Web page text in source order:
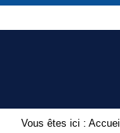
Vous êtes ici : Accueil